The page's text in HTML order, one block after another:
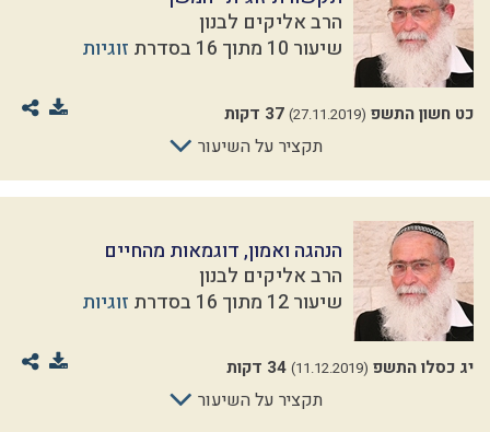
הרב אליקים לבנון
שיעור 10 מתוך 16 בסדרת
זוגיות
כט חשון התשפ (27.11.2019) 37 דקות
תקציר על השיעור
הנהגה ואמון, דוגמאות מהחיים
הרב אליקים לבנון
שיעור 12 מתוך 16 בסדרת
זוגיות
יג כסלו התשפ (11.12.2019) 34 דקות
תקציר על השיעור